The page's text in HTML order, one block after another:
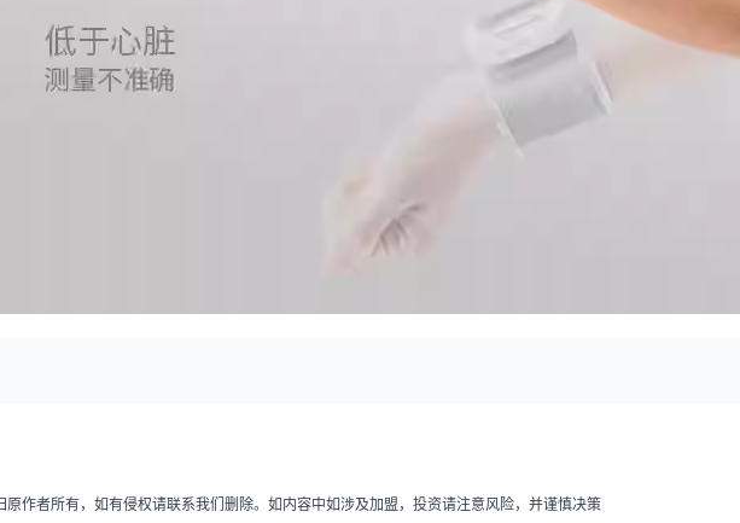
作者所有，如有侵权请联系我们删除。如内容中如涉及加盟，投资请注意风险，并谨慎决策